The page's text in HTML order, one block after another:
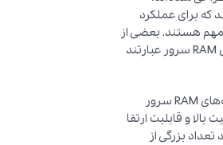
که برای عملکرد
مهم هستند. بعضی از
ویژگی‌های حافظه‌های RAM سرور عبارتند
: حافظه‌های RAM سرور
بالا و قابلیت ارتقا
تعداد بزرگی از